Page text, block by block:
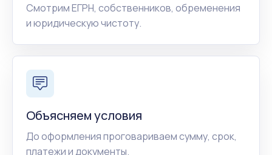
Смотрим ЕГРН, собственников, обременения
и юридическую чистоту.
Объясняем условия
До оформления проговариваем сумму, срок,
платежи и документы.